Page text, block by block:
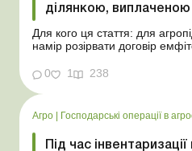
ділянкою,
Для кого ця стаття: для
намір розірвати договір
ситуацію тим, що плата за
ділянкою була виплачена
років. У такому разі перед
0 1 238
Агро | Господарські операції в
Під час